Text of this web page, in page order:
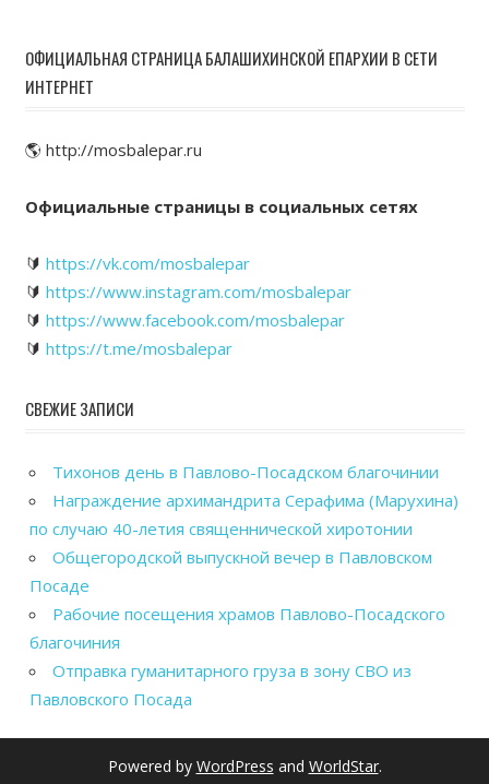
ОФИЦИАЛЬНАЯ СТРАНИЦА БАЛАШИХИНСКОЙ ЕПАРХИИ В СЕТИ
ИНТЕРНЕТ
🌎 http://mosbalepar.ru
Официальные страницы в социальных сетях
🔰 https://vk.com/mosbalepar
🔰 https://www.instagram.com/mosbalepar
🔰 https://www.facebook.com/mosbalepar
🔰 https://t.me/mosbalepar
СВЕЖИЕ ЗАПИСИ
Тихонов день в Павлово-Посадском благочинии
Награждение архимандрита Серафима (Марухина)
по случаю 40-летия священнической хиротонии
Общегородской выпускной вечер в Павловском
Посаде
Рабочие посещения храмов Павлово-Посадского
благочиния
Отправка гуманитарного груза в зону СВО из
Павловского Посада
Powered by WordPress and WorldStar.